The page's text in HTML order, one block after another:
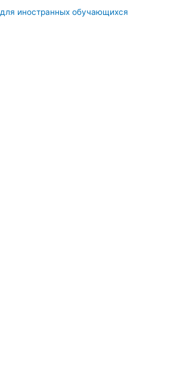
иностранных обучающихся